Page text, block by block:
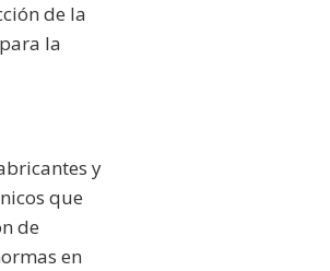
de la
la
y
que
de
en